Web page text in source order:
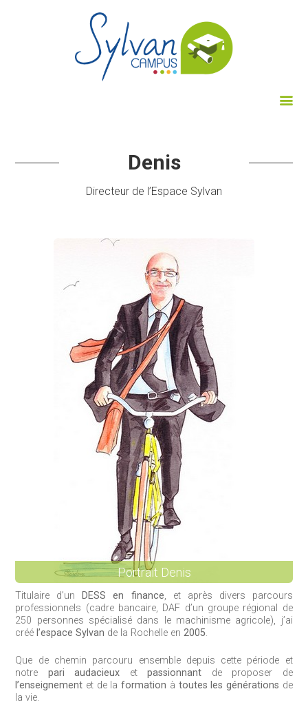
Denis
Directeur de l’Espace Sylvan
Portrait Denis
Titulaire d’un DESS en finance, et après divers parcours
professionnels (cadre bancaire, DAF d’un groupe régional de
250 personnes spécialisé dans le machinisme agricole), j’ai
créé l’espace Sylvan de la Rochelle en2005.
Que de chemin parcouru ensemble depuis cette période et
notre pari audacieux etpassionnant de proposer de
l’enseignement et de laformation à toutes les générations de
la vie.